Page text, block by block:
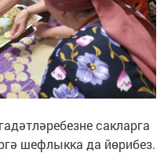
сакларга
шефлыкка да йөрибез.